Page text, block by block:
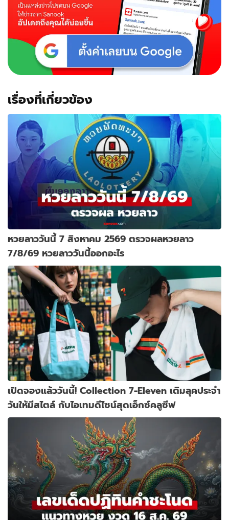
เรื่องที่เกี่ยวข้อง
หวยลาววันนี้ 7 สิงหาคม 2569 ตรวจผลหวยลาว
7/8/69 หวยลาววันนี้ออกอะไร
เปิดจองแล้ววันนี้! Collection 7-Eleven เติมลุคประจำ
วันให้มีสไตล์ กับไอเทมดีไซน์สุดเอ็กซ์คลูซีฟ